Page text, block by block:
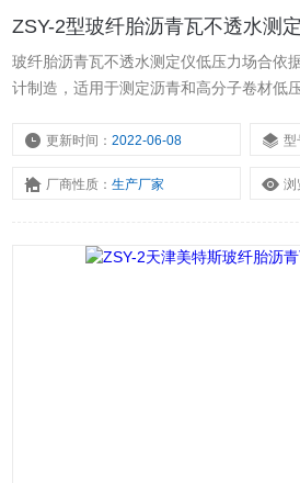
ZSY-2型玻纤胎沥青瓦不透水测
玻纤胎沥青瓦不透水测定仪低压力场合依
计制造，适用于测定沥青和高分子卷材低
与气筒加压，在测试压力不大于60Kpa的
更新时间：2022-06-08 型
厂商性质：生产厂家 浏